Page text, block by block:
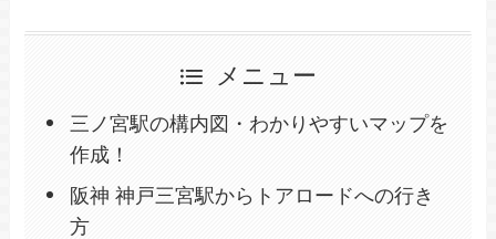
メニュー
三ノ宮駅の構内図・わかりやすいマップを
作成！
阪神 神戸三宮駅からトアロードへの行き
方